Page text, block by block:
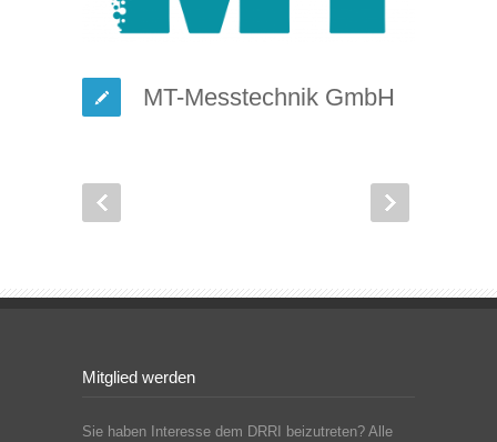
MT-Messtechnik GmbH
Mitglied werden
Sie haben Interesse dem DRRI beizutreten? Alle